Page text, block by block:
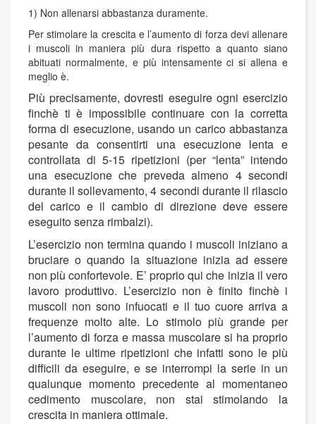
1) Non allenarsi abbastanza duramente.
Per stimolare la crescita e l’aumento di forza devi allenare
i muscoli in maniera più dura rispetto a quanto siano
abituati normalmente, e più intensamente ci si allena e
meglio è.
Più precisamente, dovresti eseguire ogni esercizio
finchè ti è impossibile continuare con la corretta
forma di esecuzione, usando un carico abbastanza
pesante da consentirti una esecuzione lenta e
controllata di 5-15 ripetizioni (per “lenta” intendo
una esecuzione che preveda almeno 4 secondi
durante il sollevamento, 4 secondi durante il rilascio
del carico e il cambio di direzione deve essere
eseguito senza rimbalzi).
L’esercizio non termina quando i muscoli iniziano a
bruciare o quando la situazione inizia ad essere
non più confortevole. E’ proprio qui che inizia il vero
lavoro produttivo. L’esercizio non è finito finchè i
muscoli non sono infuocati e il tuo cuore arriva a
frequenze molto alte. Lo stimolo più grande per
l’aumento di forza e massa muscolare si ha proprio
durante le ultime ripetizioni che infatti sono le più
difficili da eseguire, e se interrompi la serie in un
qualunque momento precedente al momentaneo
cedimento muscolare, non stai stimolando la
crescita in maniera ottimale.